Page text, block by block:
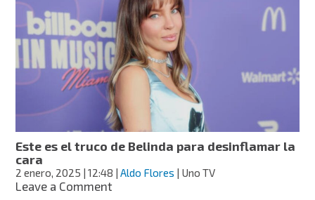
lavarse
la
cara
con
sal
en
las
mañanas?
Este es el truco de Belinda para desinflamar la
cara
2 enero, 2025 | 12:48 |Aldo Flores | Uno TV
Leave a Commenton